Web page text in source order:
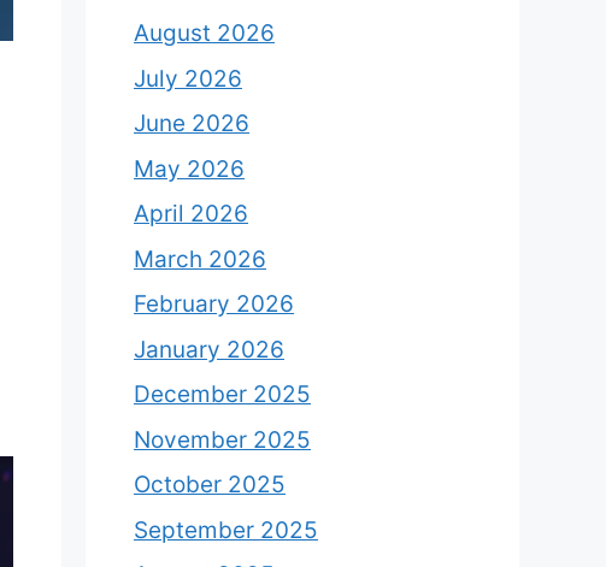
August 2026
July 2026
June 2026
May 2026
April 2026
March 2026
February 2026
January 2026
December 2025
November 2025
October 2025
September 2025